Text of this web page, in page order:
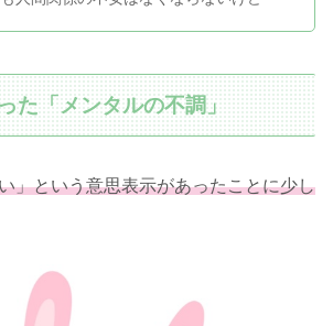
た「メンタルの不調」
」という意思表示があったことに少し